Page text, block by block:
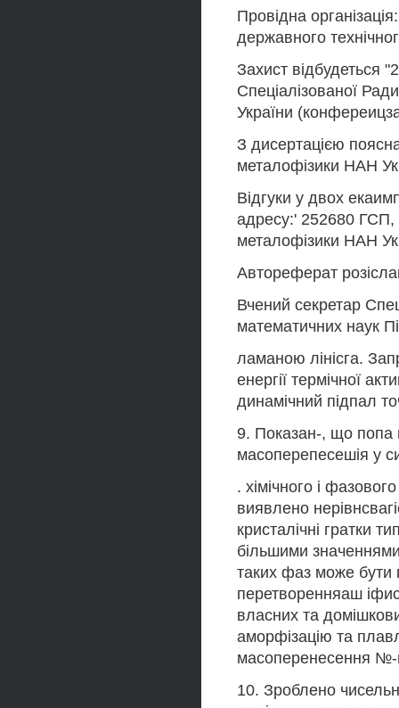
Провідна
державного
Захист відбудеться
Спеціалізованої
України
З дисертацією поясна
металофізики НАН
Відгуки у двох
адресу:' 252680 ГСП,
металофізики НАН
Автореферат
Вчений секретар
математичних наук
ламаною лінісга.
енергії термічної
динамічний підпал
9. Показан-, що попа
масоперепесешія у
. хімічного і
виявлено
кристалічні гратки
більшими
таких фаз може бути
перетворенняаш
власних та
аморфізацію та
масоперенесення №-
10. Зроблено